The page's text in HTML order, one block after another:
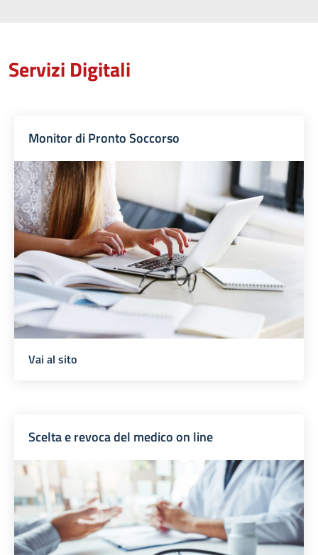
Servizi Digitali
Monitor di Pronto Soccorso
Vai al sito
Scelta e revoca del medico on line